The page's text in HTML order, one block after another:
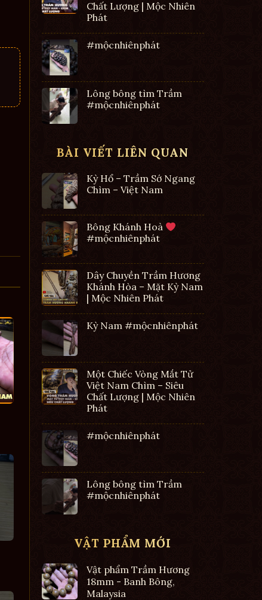
Chất Lượng | Mộc Nhiên
Phát
#mộcnhiênphát
Lông bông tìm Trầm
#mộcnhiênphát
BÀI VIẾT LIÊN QUAN
Kỳ Hổ – Trầm Sớ Ngang
Chìm – Việt Nam
Bông Khánh Hoà
#mộcnhiênphát
Dây Chuyền Trầm Hương
Khánh Hòa – Mặt Kỳ Nam
| Mộc Nhiên Phát
Kỳ Nam #mộcnhiênphát
Một Chiếc Vòng Mắt Tử
Việt Nam Chìm – Siêu
Chất Lượng | Mộc Nhiên
Phát
#mộcnhiênphát
Lông bông tìm Trầm
#mộcnhiênphát
VẬT PHẨM MỚI
Vật phẩm Trầm Hương
18mm - Banh Bông,
Malaysia